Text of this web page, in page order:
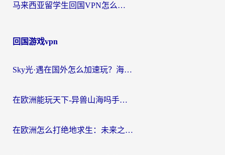
马来西亚留学生回国VPN怎么选？3个避坑点+1款实测好用的加速器推荐
回国游戏vpn
Sky光·遇在国外怎么加速玩？海外党亲测有效的国服游戏加速指南
在欧洲能玩天下-异兽山海吗手游？海外玩家的加速器生存指南
在欧洲怎么打绝地求生：未来之役不卡？留学生亲测的加速器避坑指南